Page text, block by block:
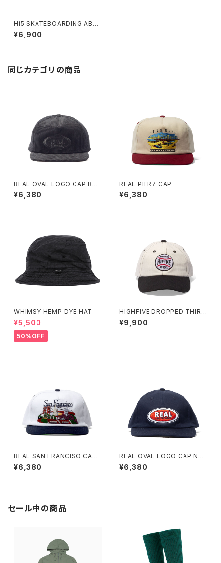
Hi5 SKATEBOARDING ABO
VE THE RIM CAP
¥6,900
同じカテゴリの商品
REAL OVAL LOGO CAP BLA
CK CORDUROY
¥6,380
REAL PIER7 CAP
¥6,380
WHIMSY HEMP DYE HAT
¥5,500
50%OFF
HIGHFIVE DROPPED THIRD
STRIKE CAP
¥9,900
REAL SAN FRANCISO CAP
WHITE/NAVY
¥6,380
REAL OVAL LOGO CAP NAV
Y
¥6,380
セール中の商品